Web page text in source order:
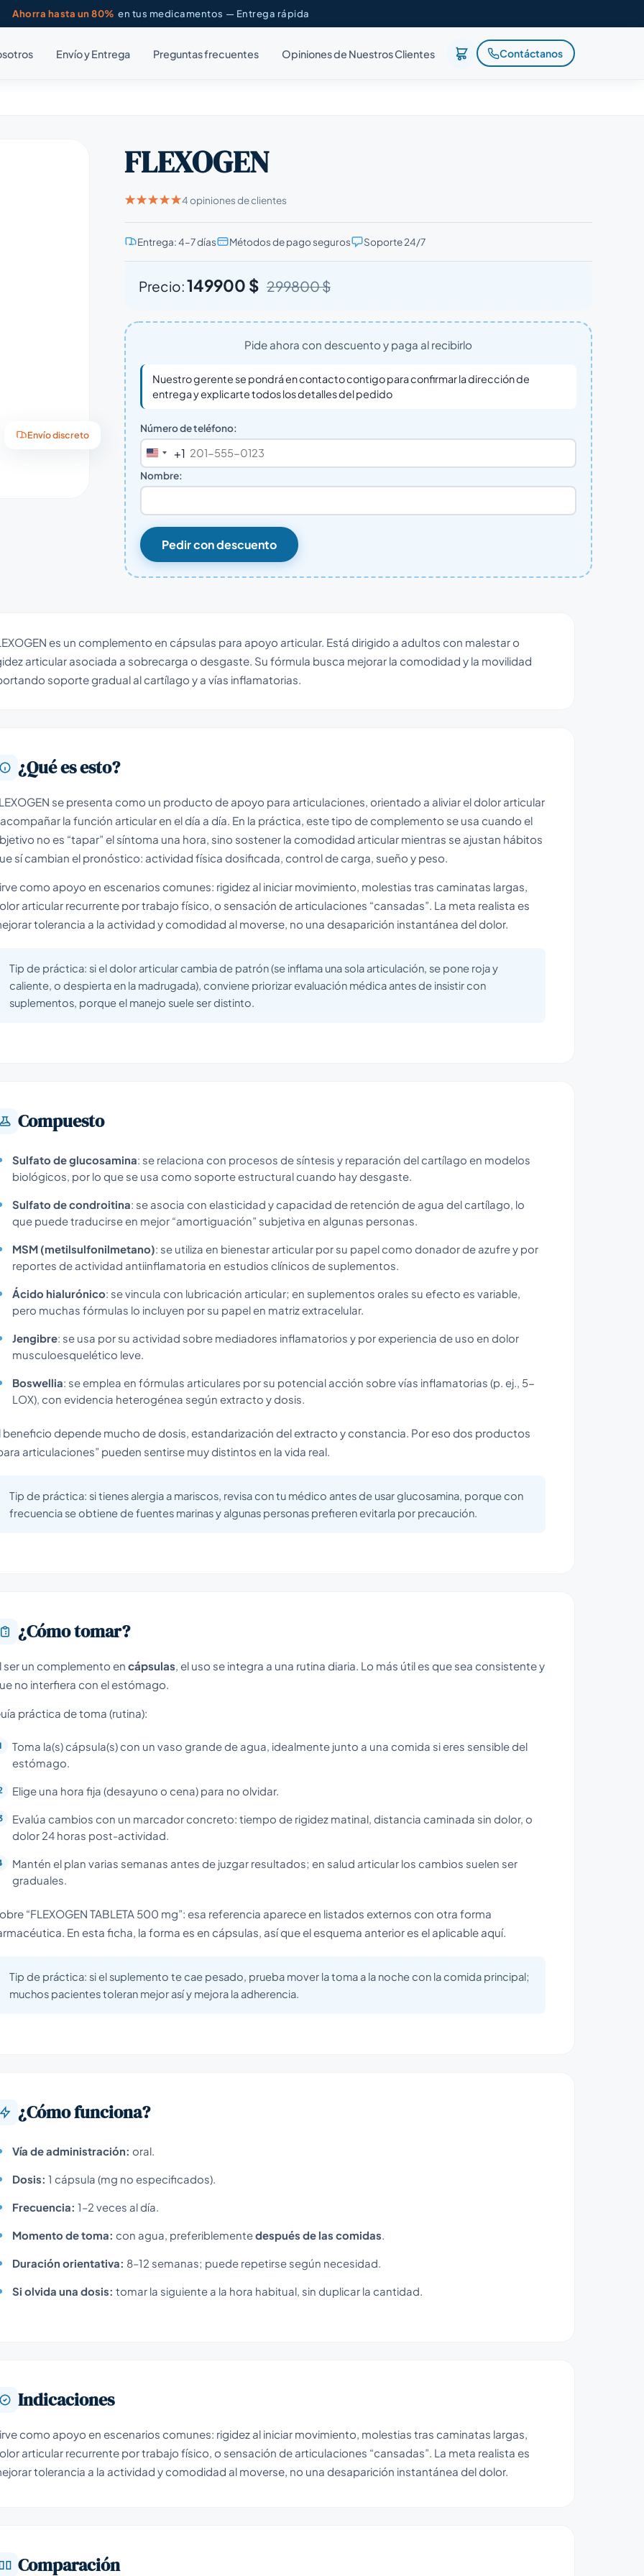
Ahorra hasta un 80% en tus medicamentos — Entrega rápida
Envío y Entrega Preguntas frecuentes Opiniones de Nuestros Clientes Contáctanos
Envío discreto
FLEXOGEN
4 opiniones de clientes
Entrega: 4–7 días Métodos de pago seguros Soporte 24/7
Precio:149900 $ 299800 $
Pide ahora con descuento y paga al recibirlo
Nuestro gerente se pondrá en contacto contigo para confirmar la dirección de
entrega y explicarte todos los detalles del pedido
Número de teléfono:
United
States
+1
Nombre:
Pedir con descuento
es un complemento en cápsulas para apoyo articular. Está dirigido a adultos con malestar o
articular asociada a sobrecarga o desgaste. Su fórmula busca mejorar la comodidad y la movilidad
soporte gradual al cartílago y a vías inflamatorias.
¿Qué es esto?
se presenta como un producto de apoyo para articulaciones, orientado a aliviar el dolor articular
la función articular en el día a día. En la práctica, este tipo de complemento se usa cuando el
no es “tapar” el síntoma una hora, sino sostener la comodidad articular mientras se ajustan hábitos
sí cambian el pronóstico: actividad física dosificada, control de carga, sueño y peso.
como apoyo en escenarios comunes: rigidez al iniciar movimiento, molestias tras caminatas largas,
articular recurrente por trabajo físico, o sensación de articulaciones “cansadas”. La meta realista es
tolerancia a la actividad y comodidad al moverse, no una desaparición instantánea del dolor.
Tip de práctica: si el dolor articular cambia de patrón (se inflama una sola articulación, se pone roja y
caliente, o despierta en la madrugada), conviene priorizar evaluación médica antes de insistir con
suplementos, porque el manejo suele ser distinto.
Compuesto
Sulfato de glucosamina: se relaciona con procesos de síntesis y reparación del cartílago en modelos
biológicos, por lo que se usa como soporte estructural cuando hay desgaste.
Sulfato de condroitina: se asocia con elasticidad y capacidad de retención de agua del cartílago, lo
que puede traducirse en mejor “amortiguación” subjetiva en algunas personas.
MSM (metilsulfonilmetano): se utiliza en bienestar articular por su papel como donador de azufre y por
reportes de actividad antiinflamatoria en estudios clínicos de suplementos.
Ácido hialurónico: se vincula con lubricación articular; en suplementos orales su efecto es variable,
pero muchas fórmulas lo incluyen por su papel en matriz extracelular.
Jengibre: se usa por su actividad sobre mediadores inflamatorios y por experiencia de uso en dolor
musculoesquelético leve.
Boswellia: se emplea en fórmulas articulares por su potencial acción sobre vías inflamatorias (p. ej., 5-
LOX), con evidencia heterogénea según extracto y dosis.
beneficio depende mucho de dosis, estandarización del extracto y constancia. Por eso dos productos
articulaciones” pueden sentirse muy distintos en la vida real.
Tip de práctica: si tienes alergia a mariscos, revisa con tu médico antes de usar glucosamina, porque con
frecuencia se obtiene de fuentes marinas y algunas personas prefieren evitarla por precaución.
¿Cómo tomar?
ser un complemento en cápsulas , el uso se integra a una rutina diaria. Lo más útil es que sea consistente y
no interfiera con el estómago.
práctica de toma (rutina):
Toma la(s) cápsula(s) con un vaso grande de agua, idealmente junto a una comida si eres sensible del
estómago.
Elige una hora fija (desayuno o cena) para no olvidar.
Evalúa cambios con un marcador concreto: tiempo de rigidez matinal, distancia caminada sin dolor, o
dolor 24 horas post-actividad.
Mantén el plan varias semanas antes de juzgar resultados; en salud articular los cambios suelen ser
graduales.
“FLEXOGEN TABLETA 500 mg”: esa referencia aparece en listados externos con otra forma
En esta ficha, la forma es en cápsulas, así que el esquema anterior es el aplicable aquí.
Tip de práctica: si el suplemento te cae pesado, prueba mover la toma a la noche con la comida principal;
muchos pacientes toleran mejor así y mejora la adherencia.
¿Cómo funciona?
Vía de administración: oral.
Dosis: 1 cápsula (mg no especificados).
Frecuencia: 1–2 veces al día.
Momento de toma: con agua, preferiblementedespués de las comidas
Duración orientativa: 8–12 semanas; puede repetirse según necesidad.
Si olvida una dosis: tomar la siguiente a la hora habitual, sin duplicar la cantidad.
Indicaciones
como apoyo en escenarios comunes: rigidez al iniciar movimiento, molestias tras caminatas largas,
articular recurrente por trabajo físico, o sensación de articulaciones “cansadas”. La meta realista es
tolerancia a la actividad y comodidad al moverse, no una desaparición instantánea del dolor.
Comparación